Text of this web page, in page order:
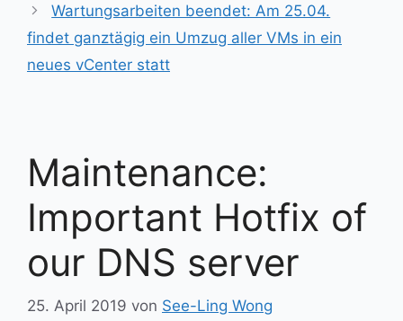
Wartungsarbeiten beendet: Am 25.04.
findet ganztägig ein Umzug aller VMs in ein
neues vCenter statt
Maintenance:
Important Hotfix of
our DNS server
25. April 2019 von See-Ling Wong